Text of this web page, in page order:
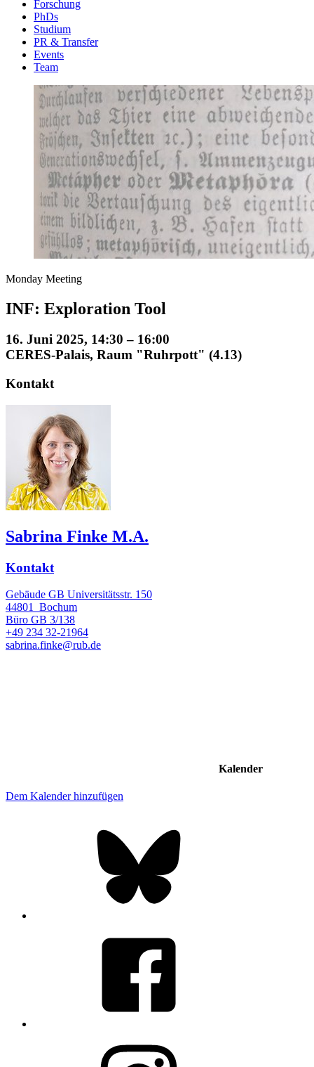
Forschung
PhDs
Studium
PR & Transfer
Events
Team
Monday Meeting
INF: Exploration Tool
16. Juni 2025, 14:30 – 16:00
CERES-Palais, Raum "Ruhrpott" (4.13)
Kontakt
Sabrina Finke M.A.
Kontakt
Gebäude GB Universitätsstr. 150
44801 Bochum
Büro GB 3/138
+49 234 32-21964
sabrina.finke@rub.de
Kalender
Dem Kalender hinzufügen